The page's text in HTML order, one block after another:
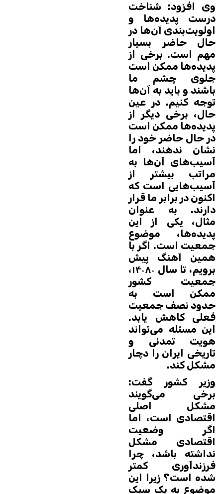
وی افزود: شناخت
درست پدیده‌ها و
اولویت‌بندی آن‌ها در
حال حاضر بسیار
مهم است. برخی از
پدیده‌ها ممکن است
جلوی چشم ما
باشند و باید به آن‌ها
توجه کنیم. در عین
حال، برخی دیگر از
پدیده‌ها ممکن است
در حال حاضر خود را
نشان ندهند، اما
آسیب‌های آن‌ها به
مراتب بیشتر از
آسیب‌هایی است که
اکنون در برابر ما قرار
دارند. به عنوان
مثال، یکی از این
پدیده‌ها، موضوع
جمعیت است. اگر با
همین آهنگ پیش
برویم، تا سال ۱۴۰۸۰،
جمعیت کشور
ممکن است به
حدود نصف جمعیت
فعلی کاهش یابد.
این مسئله می‌تواند
هویت تمدنی و
تاریخی ایران را دچار
مشکل کند.
وزیر کشور گفت:
برخی می‌گویند
مشکل اصلی
اقتصادی است، اما
اگر وضعیت
اقتصادی مشکل
نداشته باشد، چرا
فرزندآوری کمتر
شده است؟ زیرا این
موضوع به یک سبک